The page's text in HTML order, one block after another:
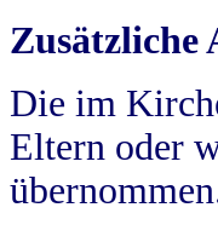
Zusätzliche
Die im
Eltern oder